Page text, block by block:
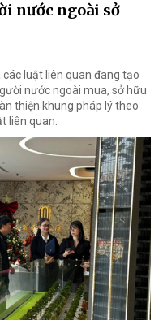
nước ngoài sở
luật liên quan đang tạo
nước ngoài mua, sở hữu
thiện khung pháp lý theo
liên quan.